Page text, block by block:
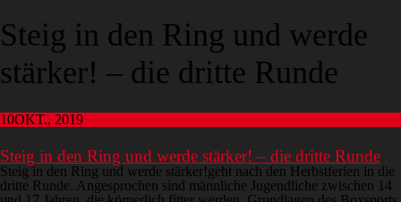
Steig in den Ring und werde
stärker! – die dritte Runde
10OKT., 2019
Steig in den Ring und werde stärker! – die dritte Runde
Steig in den Ring und werde stärker!geht nach den Herbstferien in die
dritte Runde. Angesprochen sind männliche Jugendliche zwischen 14